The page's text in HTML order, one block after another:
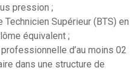
pression ;
Technicien Supérieur (BTS) en
équivalent ;
d’au moins 02
dans une structure de